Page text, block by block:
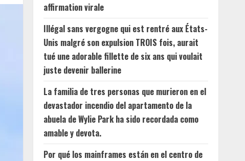
affirmation virale
Illégal sans vergogne qui est rentré aux États-
Unis malgré son expulsion TROIS fois, aurait
tué une adorable fillette de six ans qui voulait
juste devenir ballerine
La familia de tres personas que murieron en el
devastador incendio del apartamento de la
abuela de Wylie Park ha sido recordada como
amable y devota.
Por qué los mainframes están en el centro de